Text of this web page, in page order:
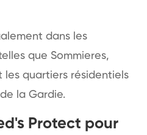
dans les
que Sommieres,
les quartiers résidentiels
la Gardie.
Protect pour